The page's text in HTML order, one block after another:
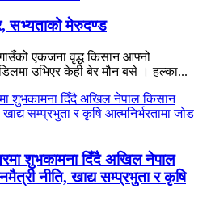
सभ्यताको मेरुदण्ड
एकजना वृद्ध किसान आफ्नो
उभिएर केही बेर मौन बसे । हल्का...
शुभकामना दिँदै अखिल नेपाल
नीति, खाद्य सम्प्रभुता र कृषि